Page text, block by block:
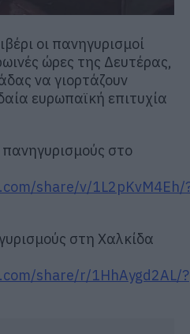
οι πανηγυρισμοί
ώρες της Δευτέρας,
να γιορτάζουν
ευρωπαϊκή επιτυχία
πανηγυρισμούς στο
share/v/1L2pKvM4Eh/
στη Χαλκίδα
share/r/1HhAygd2AL/?